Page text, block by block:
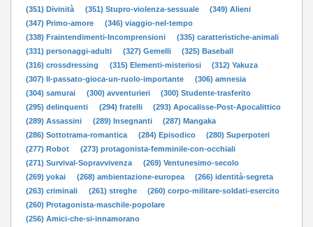
(351) Divinità
(351) Stupro-violenza-sessuale
(349) Alieni
(347) Primo-amore
(346) viaggio-nel-tempo
(338) Fraintendimenti-Incomprensioni
(335) caratteristiche-animali
(331) personaggi-adulti
(327) Gemelli
(325) Baseball
(316) crossdressing
(315) Elementi-misteriosi
(312) Yakuza
(307) Il-passato-gioca-un-ruolo-importante
(306) amnesia
(304) samurai
(300) avventurieri
(300) Studente-trasferito
(295) delinquenti
(294) fratelli
(293) Apocalisse-Post-Apocalittico
(289) Assassini
(289) Insegnanti
(287) Mangaka
(286) Sottotrama-romantica
(284) Episodico
(280) Superpoteri
(277) Robot
(273) protagonista-femminile-con-occhiali
(271) Survival-Sopravvivenza
(269) Ventunesimo-secolo
(269) yokai
(268) ambientazione-europea
(266) identità-segreta
(263) criminali
(261) streghe
(260) corpo-militare-soldati-esercito
(260) Protagonista-maschile-popolare
(256) Amici-che-si-innamorano